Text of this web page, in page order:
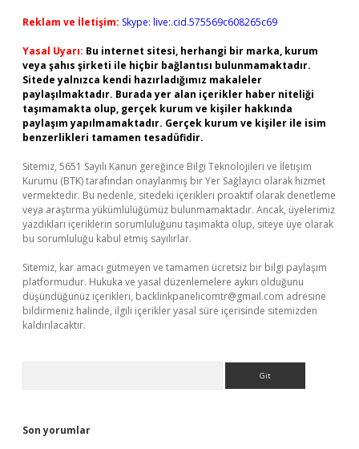
Reklam ve İletişim: Skype: live:.cid.575569c608265c69
Yasal Uyarı: Bu internet sitesi, herhangi bir marka, kurum
veya şahıs şirketi ile hiçbir bağlantısı bulunmamaktadır.
Sitede yalnızca kendi hazırladığımız makaleler
paylaşılmaktadır. Burada yer alan içerikler haber niteliği
taşımamakta olup, gerçek kurum ve kişiler hakkında
paylaşım yapılmamaktadır. Gerçek kurum ve kişiler ile isim
benzerlikleri tamamen tesadüfidir.
Sitemiz, 5651 Sayılı Kanun gereğince Bilgi Teknolojileri ve İletişim
Kurumu (BTK) tarafından onaylanmış bir Yer Sağlayıcı olarak hizmet
vermektedir. Bu nedenle, sitedeki içerikleri proaktif olarak denetleme
veya araştırma yükümlülüğümüz bulunmamaktadır. Ancak, üyelerimiz
yazdıkları içeriklerin sorumluluğunu taşımakta olup, siteye üye olarak
bu sorumluluğu kabul etmiş sayılırlar.
Sitemiz, kar amacı gütmeyen ve tamamen ücretsiz bir bilgi paylaşım
platformudur. Hukuka ve yasal düzenlemelere aykırı olduğunu
düşündüğünüz içerikleri, backlinkpanelicomtr@gmail.com adresine
bildirmeniz halinde, ilgili içerikler yasal süre içerisinde sitemizden
kaldırılacaktır.
Son yorumlar